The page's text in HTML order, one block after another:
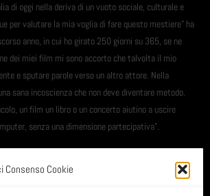
Consenso Cookie
di oggi nella deriva di un vuoto sociale, culturale e
per valutare la mia voglia di fare questo mestiere" ha
anno, in cui ho girato 250 giorni su 365, se ne
dei miei film mi sono accorto che talvolta il mio
e sputare parole verso un altro attore. Nella
sana incoscienza che non deve diventare metodo.
un film un libro o un concerto aiutino a uscire
senza una dimensione partecipativa".